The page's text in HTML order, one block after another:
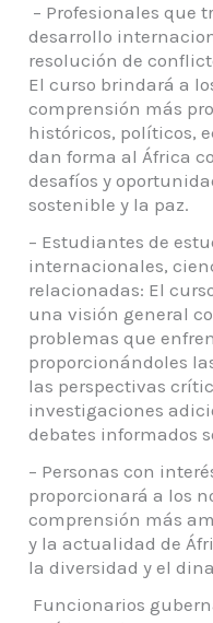
– Profesionales que
desarrollo
resolución de
El curso brindará a
comprensión más
históricos, políticos,
dan forma al África
desafíos y
sostenible y la paz.
– Estudiantes de
internacionales,
relacionadas: El
una visión general
problemas que
proporcionándoles
las perspectivas
investigaciones
debates informados
– Personas con
proporcionará a los
comprensión más
y la actualidad de
la diversidad y el
Funcionarios